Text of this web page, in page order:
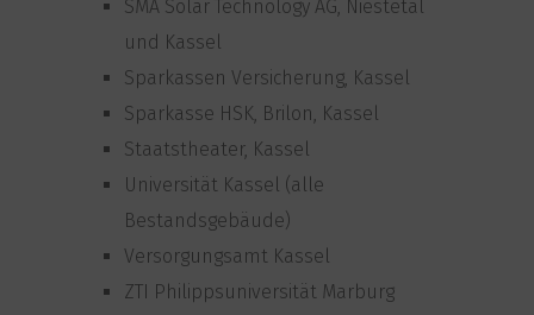
SMA Solar Technology AG, Niestetal
und Kassel
Sparkassen Versicherung, Kassel
Sparkasse HSK, Brilon, Kassel
Staatstheater, Kassel
Universität Kassel (alle
Bestandsgebäude)
Versorgungsamt Kassel
ZTI Philippsuniversität Marburg